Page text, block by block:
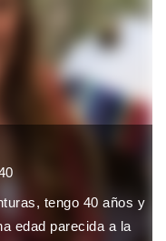
tengo 40 años y
edad parecida a la